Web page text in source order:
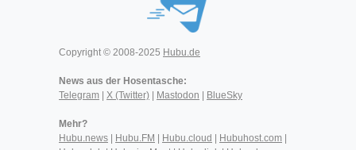
Copyright © 2008-2025 Hubu.de
News aus der Hosentasche:
Telegram
X (Twitter) Mastodon BlueSky
Mehr?
Hubu.news
Hubu.FM Hubu.cloud Hubuhost.com